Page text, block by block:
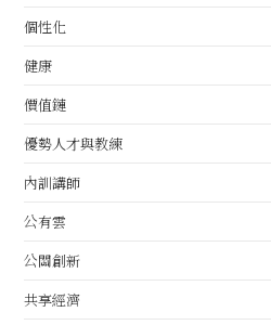
個性化
健康
價值鏈
優勢人才與教練
內訓講師
公有雲
公關創新
共享經濟